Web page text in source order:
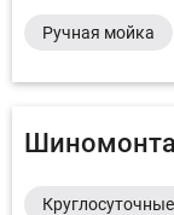
Ручная мойка
Круглосуточные